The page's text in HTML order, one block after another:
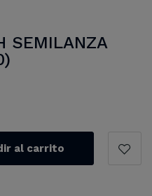
SEMILANZA
al carrito